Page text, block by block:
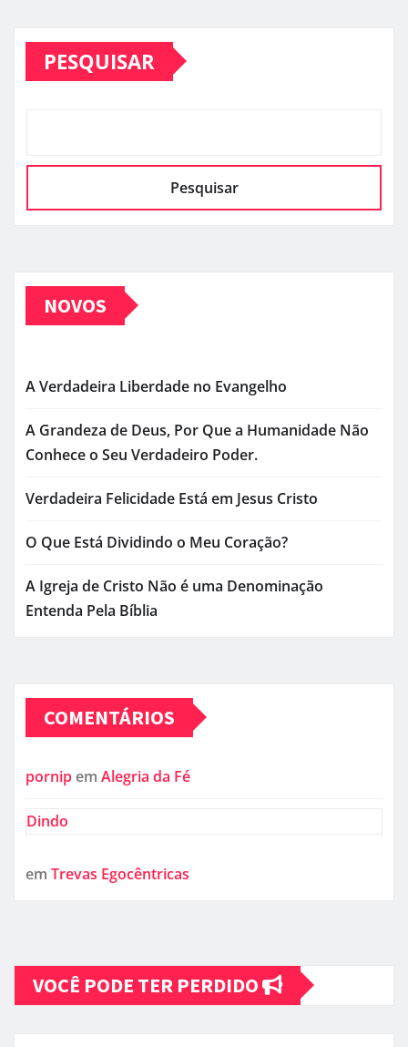
de
posts
PESQUISAR
Pesquisar
NOVOS
A Verdadeira Liberdade no Evangelho
A Grandeza de Deus, Por Que a Humanidade Não
Conhece o Seu Verdadeiro Poder.
Verdadeira Felicidade Está em Jesus Cristo
O Que Está Dividindo o Meu Coração?
A Igreja de Cristo Não é uma Denominação
Entenda Pela Bíblia
COMENTÁRIOS
pornip em Alegria da Fé
Dindo
em Trevas Egocêntricas
VOCÊ PODE TER PERDIDO